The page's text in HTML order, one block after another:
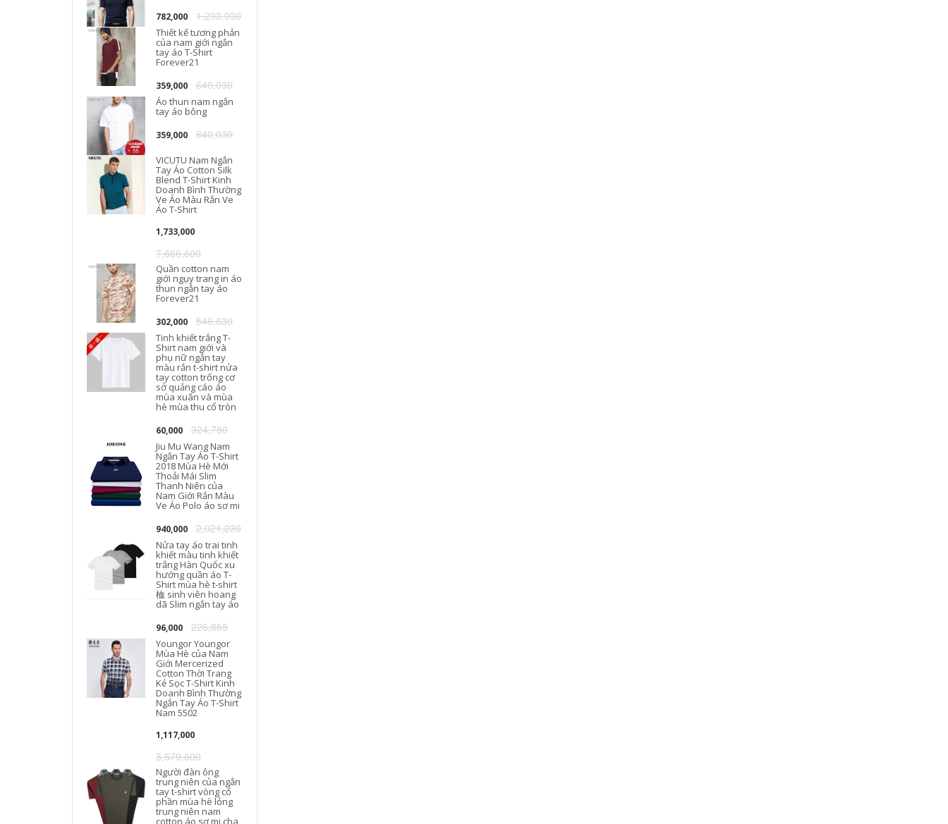
782,000 1,293,930
Thiết kế tương phản
của nam giới ngắn
tay áo T-Shirt
Forever21
359,000 640,030
Áo thun nam ngắn
tay áo bông
359,000 640,030
VICUTU Nam Ngắn
Tay Áo Cotton Silk
Blend T-Shirt Kinh
Doanh Bình Thường
Ve Áo Màu Rắn Ve
Áo T-Shirt
1,733,000
7,666,600
Quần cotton nam
giới ngụy trang in áo
thun ngắn tay áo
Forever21
302,000 546,630
Tinh khiết trắng T-
Shirt nam giới và
phụ nữ ngắn tay
màu rắn t-shirt nửa
tay cotton trống cơ
sở quảng cáo áo
mùa xuân và mùa
hè mùa thu cổ tròn
60,000 324,780
Jiu Mu Wang Nam
Ngắn Tay Áo T-Shirt
2018 Mùa Hè Mới
Thoải Mái Slim
Thanh Niên của
Nam Giới Rắn Màu
Ve Áo Polo áo sơ mi
940,000 2,021,230
Nửa tay áo trai tinh
khiết màu tinh khiết
trắng Hàn Quốc xu
hướng quần áo T-
Shirt mùa hè t-shirt
桖 sinh viên hoang
dã Slim ngắn tay áo
96,000 226,885
Youngor Youngor
Mùa Hè của Nam
Giới Mercerized
Cotton Thời Trang
Kẻ Sọc T-Shirt Kinh
Doanh Bình Thường
Ngắn Tay Áo T-Shirt
Nam 5502
1,117,000
3,579,600
Người đàn ông
trung niên của ngắn
tay t-shirt vòng cổ
phần mùa hè lỏng
trung niên nam
cotton áo sơ mi cha